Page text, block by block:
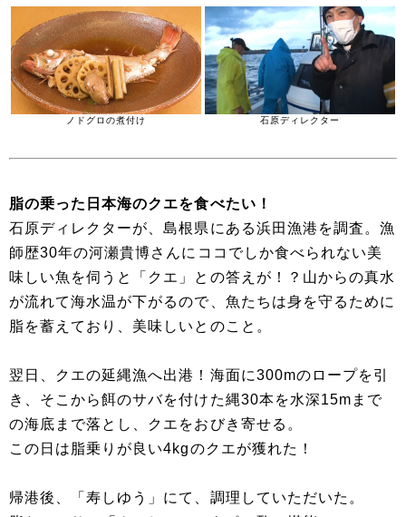
ノドグロの煮付け 石原ディレクター
脂の乗った日本海のクエを食べたい！
石原ディレクターが、島根県にある浜田漁港を調査。漁
師歴30年の河瀬貴博さんにココでしか食べられない美
味しい魚を伺うと「クエ」との答えが！？山からの真水
が流れて海水温が下がるので、魚たちは身を守るために
脂を蓄えており、美味しいとのこと。
翌日、クエの延縄漁へ出港！海面に300mのロープを引
き、そこから餌のサバを付けた縄30本を水深15mまで
の海底まで落とし、クエをおびき寄せる。
この日は脂乗りが良い4kgのクエが獲れた！
帰港後、「寿しゆう」にて、調理していただいた。